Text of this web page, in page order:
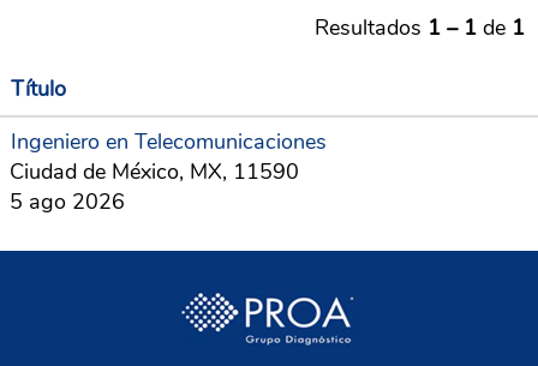
Resultados 1 – 1 de 1
Título
Ingeniero en Telecomunicaciones
Ciudad de México, MX, 11590
5 ago 2026